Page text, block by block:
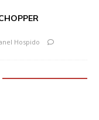
Hospido